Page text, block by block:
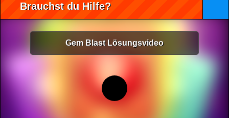
Brauchst du Hilfe?
Gem Blast Lösungsvideo